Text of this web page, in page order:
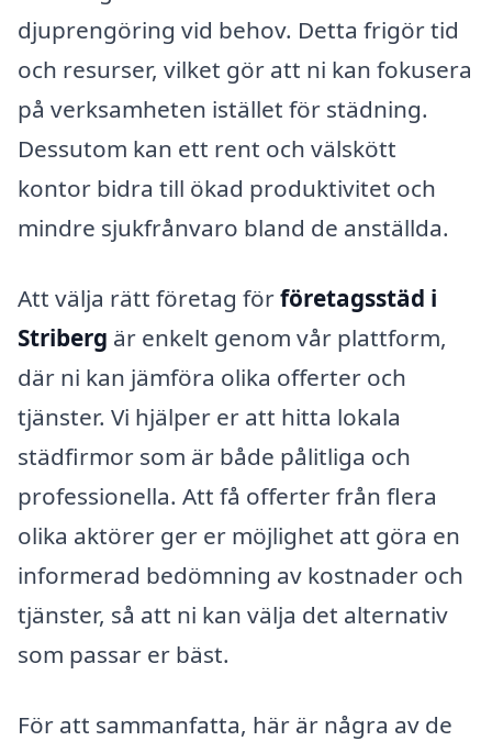
djuprengöring vid behov. Detta frigör tid
och resurser, vilket gör att ni kan fokusera
på verksamheten istället för städning.
Dessutom kan ett rent och välskött
kontor bidra till ökad produktivitet och
mindre sjukfrånvaro bland de anställda.
Att välja rätt företag förföretagsstäd i
Striberg är enkelt genom vår plattform,
där ni kan jämföra olika offerter och
tjänster. Vi hjälper er att hitta lokala
städfirmor som är både pålitliga och
professionella. Att få offerter från flera
olika aktörer ger er möjlighet att göra en
informerad bedömning av kostnader och
tjänster, så att ni kan välja det alternativ
som passar er bäst.
För att sammanfatta, här är några av de